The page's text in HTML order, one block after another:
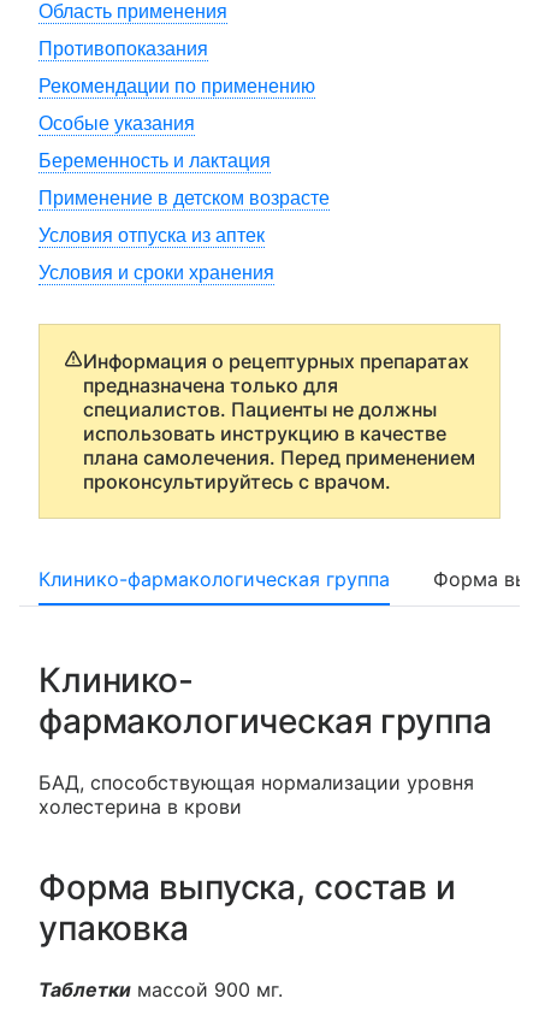
Область применения
Противопоказания
Рекомендации по применению
Особые указания
Беременность и лактация
Применение в детском возрасте
Условия отпуска из аптек
Условия и сроки хранения
Информация о рецептурных препаратах
предназначена только для
специалистов. Пациенты не должны
использовать инструкцию в качестве
плана самолечения. Перед применением
проконсультируйтесь с врачом.
Клинико-фармакологическая группа Форма
Клинико-
фармакологическая группа
БАД, способствующая нормализации уровня
холестерина в крови
Форма выпуска, состав и
упаковка
Таблетки массой 900 мг.